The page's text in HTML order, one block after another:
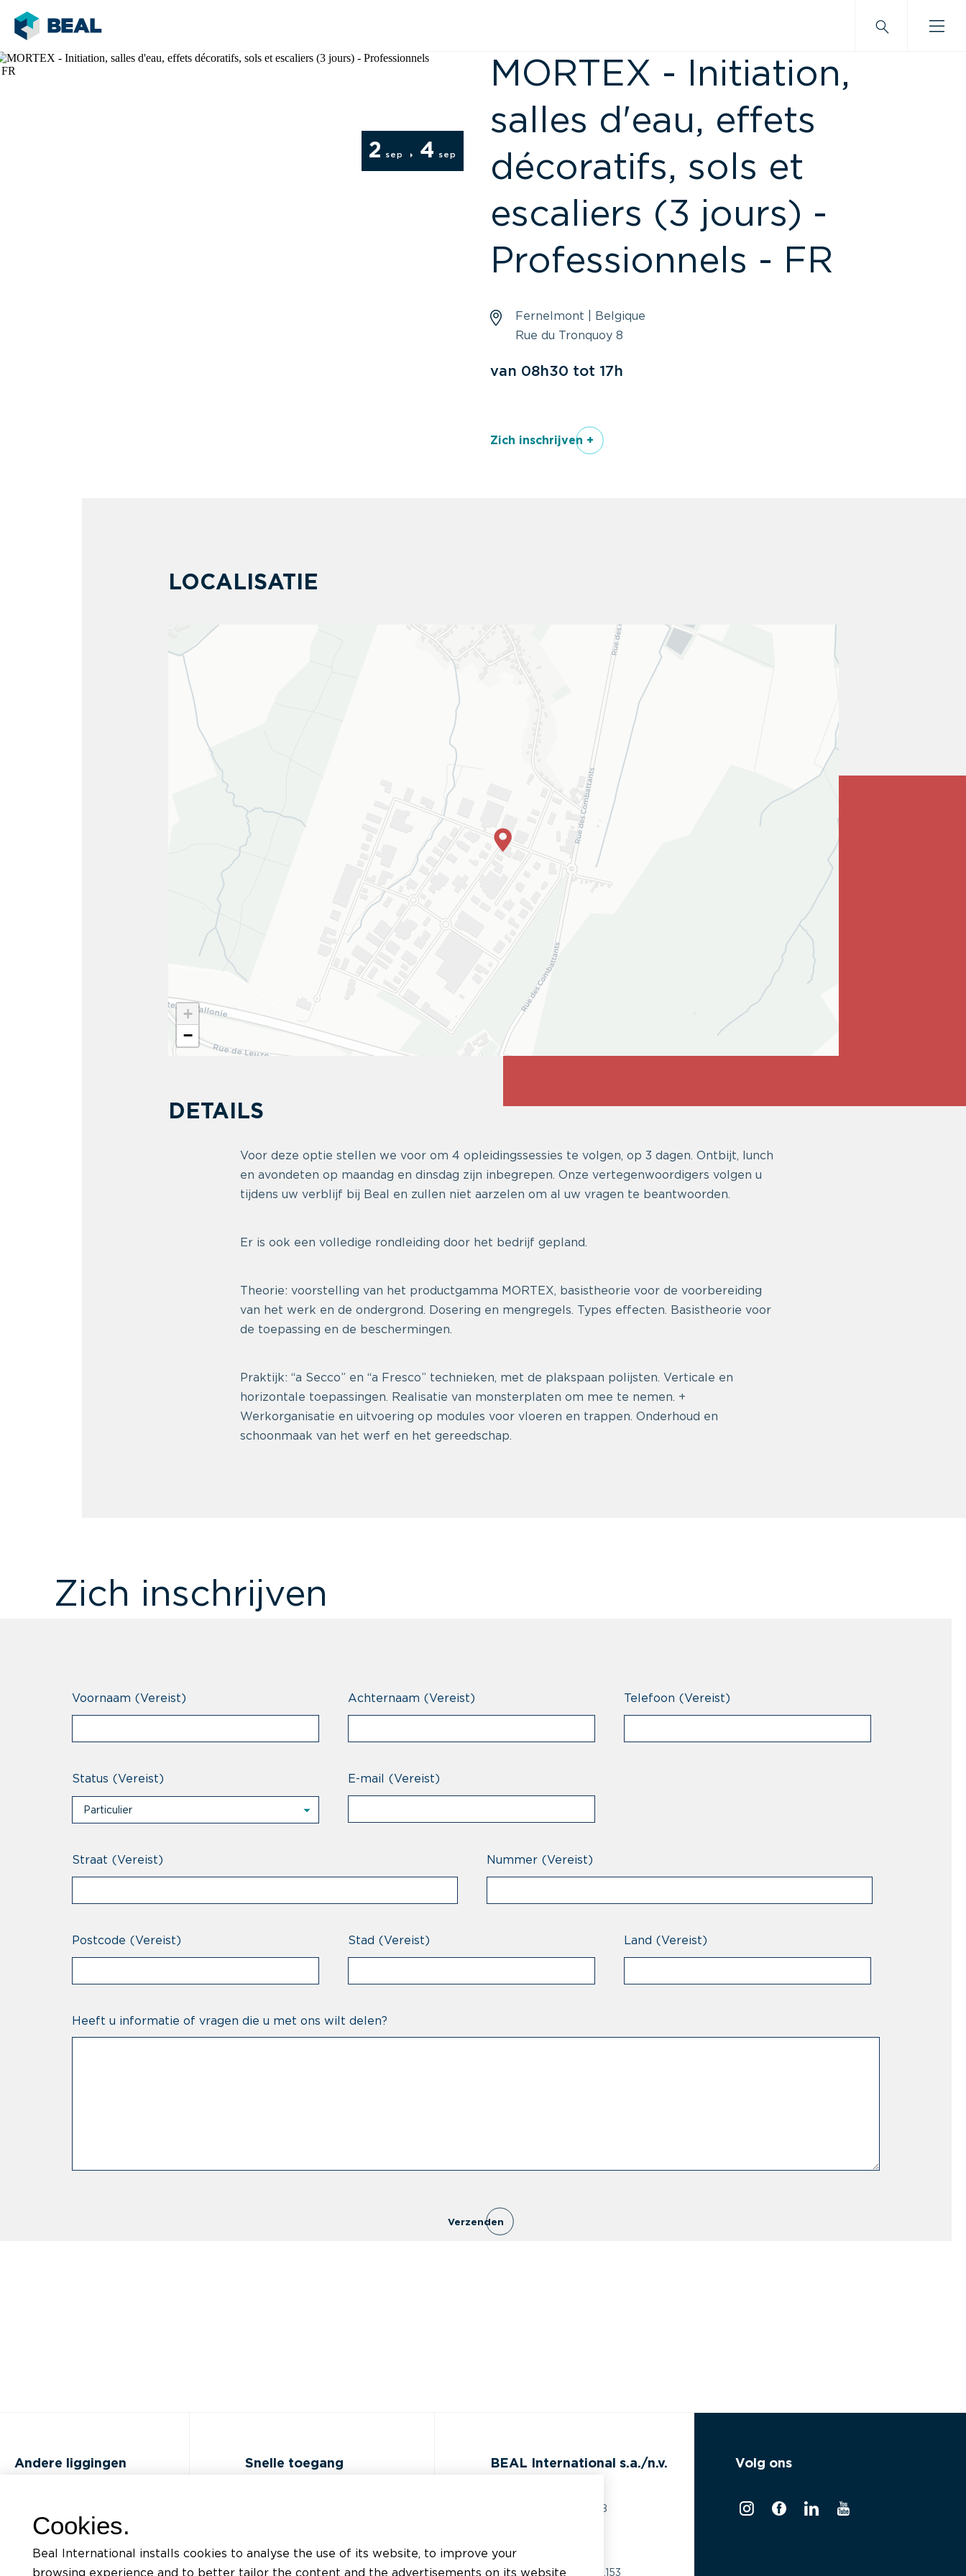
2 sep 4 sep
MORTEX - Initiation,
salles d'eau, effets
décoratifs, sols et
escaliers (3 jours) -
Professionnels - FR
Fernelmont | Belgique
Rue du Tronquoy 8
van 08h30 tot 17h
Zich inschrijven +
LOCALISATIE
+
−
DETAILS
Voor deze optie stellen we voor om 4 opleidingssessies te volgen, op 3 dagen. Ontbijt, lunch
en avondeten op maandag en dinsdag zijn inbegrepen. Onze vertegenwoordigers volgen u
tijdens uw verblijf bij Beal en zullen niet aarzelen om al uw vragen te beantwoorden.
Er is ook een volledige rondleiding door het bedrijf gepland.
Theorie: voorstelling van het productgamma MORTEX, basistheorie voor de voorbereiding
van het werk en de ondergrond. Dosering en mengregels. Types effecten. Basistheorie voor
de toepassing en de beschermingen.
Praktijk: “a Secco” en “a Fresco” technieken, met de plakspaan polijsten. Verticale en
horizontale toepassingen. Realisatie van monsterplaten om mee te nemen. +
Werkorganisatie en uitvoering op modules voor vloeren en trappen. Onderhoud en
schoonmaak van het werf en het gereedschap.
Zich inschrijven
Voornaam (Vereist) Achternaam (Vereist) Telefoon (Vereist)
Status (Vereist)
Particulier
E-mail (Vereist)
Straat (Vereist) Nummer (Vereist)
Postcode (Vereist) Stad (Vereist) Land (Vereist)
Heeft u informatie of vragen die u met ons wilt delen?
Verzenden
Andere liggingen Snelle toegang BEAL International s.a./n.v.
Rue du Tronquoy, 8
BTW:BE0414.592.153
Volg ons
Cookies.
Beal International installs cookies to analyse the use of its website, to improve your
browsing experience and to better tailor the content and the advertisements on its website